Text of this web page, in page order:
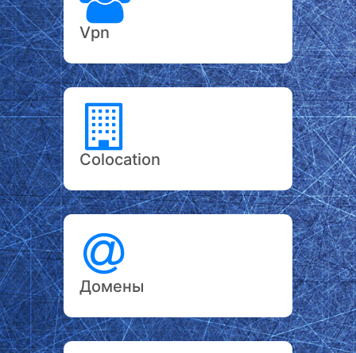
Vpn
Colocation
Домены